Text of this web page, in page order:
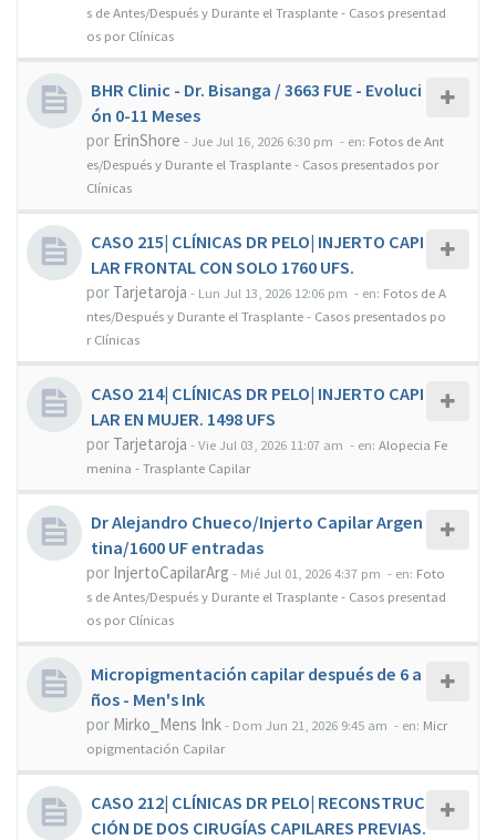
s de Antes/Después y Durante el Trasplante - Casos presentad
os por Clínicas
BHR Clinic - Dr. Bisanga / 3663 FUE - Evoluci
ón 0-11 Meses
por ErinShore -Jue Jul 16, 2026 6:30 pm - en: Fotos de Ant
es/Después y Durante el Trasplante - Casos presentados por
Clínicas
CASO 215| CLÍNICAS DR PELO| INJERTO CAPI
LAR FRONTAL CON SOLO 1760 UFS.
por Tarjetaroja - Lun Jul 13, 2026 12:06 pm - en: Fotos de A
ntes/Después y Durante el Trasplante - Casos presentados po
r Clínicas
CASO 214| CLÍNICAS DR PELO| INJERTO CAPI
LAR EN MUJER. 1498 UFS
por Tarjetaroja -Vie Jul 03, 2026 11:07 am - en: Alopecia Fe
menina - Trasplante Capilar
Dr Alejandro Chueco/Injerto Capilar Argen
tina/1600 UF entradas
por InjertoCapilarArg - Mié Jul 01, 2026 4:37 pm - en: Foto
s de Antes/Después y Durante el Trasplante - Casos presentad
os por Clínicas
Micropigmentación capilar después de 6 a
ños - Men's Ink
por Mirko_Mens Ink- Dom Jun 21, 2026 9:45 am - en: Micr
opigmentación Capilar
CASO 212| CLÍNICAS DR PELO| RECONSTRUC
CIÓN DE DOS CIRUGÍAS CAPILARES PREVIAS.